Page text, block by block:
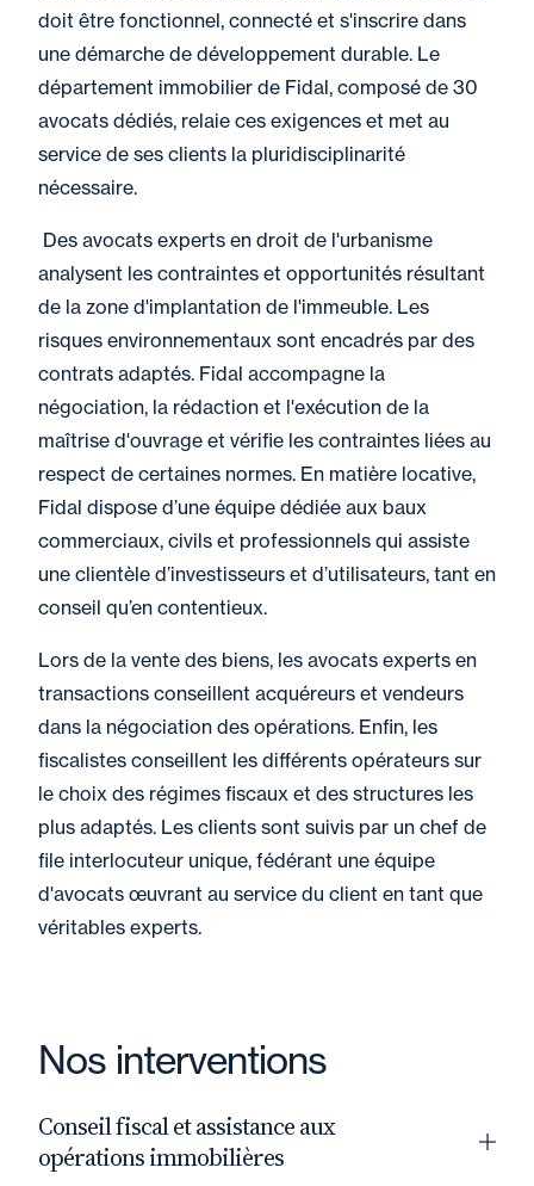
doit être fonctionnel, connecté et s'inscrire dans
une démarche de développement durable. Le
département immobilier de Fidal, composé de 30
avocats dédiés, relaie ces exigences et met au
service de ses clients la pluridisciplinarité
nécessaire.
Des avocats experts en droit de l'urbanisme
analysent les contraintes et opportunités résultant
de la zone d'implantation de l'immeuble. Les
risques environnementaux sont encadrés par des
contrats adaptés. Fidal accompagne la
négociation, la rédaction et l'exécution de la
maîtrise d'ouvrage et vérifie les contraintes liées au
respect de certaines normes. En matière locative,
Fidal dispose d’une équipe dédiée aux baux
commerciaux, civils et professionnels qui assiste
une clientèle d’investisseurs et d’utilisateurs, tant en
conseil qu’en contentieux.
Lors de la vente des biens, les avocats experts en
transactions conseillent acquéreurs et vendeurs
dans la négociation des opérations. Enfin, les
fiscalistes conseillent les différents opérateurs sur
le choix des régimes fiscaux et des structures les
plus adaptés. Les clients sont suivis par un chef de
file interlocuteur unique, fédérant une équipe
d'avocats œuvrant au service du client en tant que
véritables experts.
Nos interventions
Conseil fiscal et assistance aux
opérations immobilières